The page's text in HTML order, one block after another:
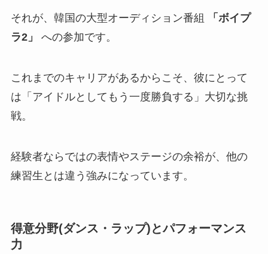
それが、韓国の大型オーディション番組
「ボイプ
ラ2」
への参加です。
これまでのキャリアがあるからこそ、彼にとって
は「アイドルとしてもう一度勝負する」大切な挑
戦。
経験者ならではの表情やステージの余裕が、他の
練習生とは違う強みになっています。
得意分野(ダンス・ラップ)とパフォーマンス
力